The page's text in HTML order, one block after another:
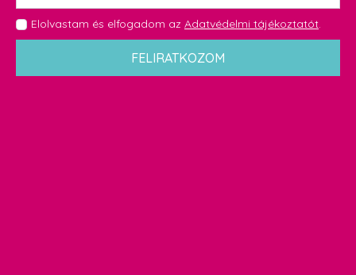
GDPR
*
Elolvastam és elfogadom az Adatvédelmi tájékoztatót.
FELIRATKOZOM